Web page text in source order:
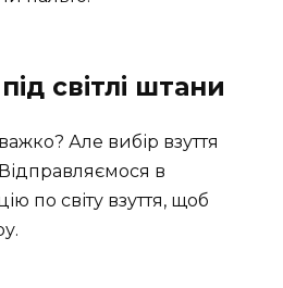
світлі штани
Але вибір взуття
в
по світу взуття, щоб